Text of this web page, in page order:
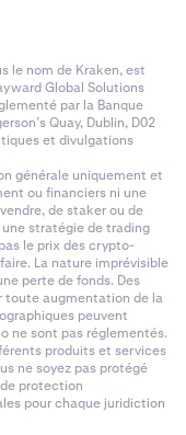
le nom de Kraken, est
Global Solutions
par la Banque
Quay, Dublin, D02
et divulgations
générale uniquement et
ou financiers ni une
de staker ou de
stratégie de trading
le prix des crypto-
La nature imprévisible
perte de fonds. Des
toute augmentation de la
peuvent
ne sont pas réglementés.
produits et services
ne soyez pas protégé
protection
pour chaque juridiction